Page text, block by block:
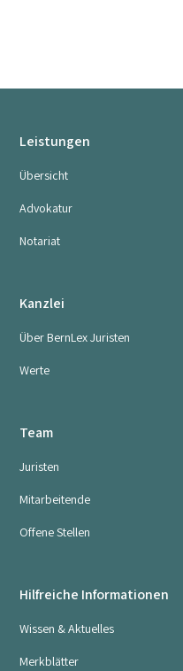
Leistungen
Übersicht
Advokatur
Notariat
Kanzlei
Über BernLex Juristen
Werte
Team
Juristen
Mitarbeitende
Offene Stellen
Hilfreiche Informationen
Wissen & Aktuelles
Merkblätter